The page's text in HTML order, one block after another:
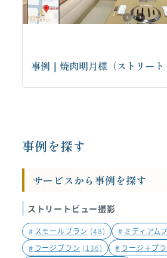
事例｜焼肉明月様（ストリート
事例を探す
サービスから事例を探す
ストリートビュー撮影
# スモールプラン (48) # ミディアム
# ラージプラン (136) # ラージ＋プ